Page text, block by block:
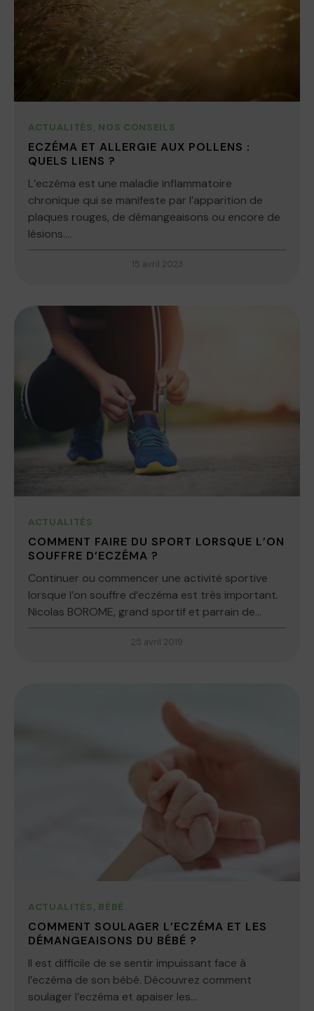
ACTUALITÉS, NOS CONSEILS
ECZÉMA ET ALLERGIE AUX POLLENS :
QUELS LIENS ?
L’eczéma est une maladie inflammatoire
chronique qui se manifeste par l’apparition de
plaques rouges, de démangeaisons ou encore de
lésions....
15 avril 2023
ACTUALITÉS
COMMENT FAIRE DU SPORT LORSQUE L’ON
SOUFFRE D’ECZÉMA ?
Continuer ou commencer une activité sportive
lorsque l’on souffre d’eczéma est très important.
Nicolas BOROME, grand sportif et parrain de...
25 avril 2019
ACTUALITÉS, BÉBÉ
COMMENT SOULAGER L’ECZÉMA ET LES
DÉMANGEAISONS DU BÉBÉ ?
Il est difficile de se sentir impuissant face à
l’eczéma de son bébé. Découvrez comment
soulager l’eczéma et apaiser les...